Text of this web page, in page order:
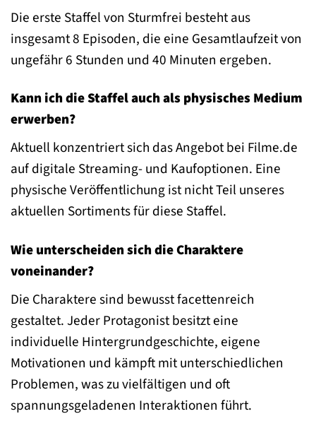
Die erste Staffel von Sturmfrei besteht aus
insgesamt 8 Episoden, die eine Gesamtlaufzeit von
ungefähr 6 Stunden und 40 Minuten ergeben.
Kann ich die Staffel auch als physisches Medium
erwerben?
Aktuell konzentriert sich das Angebot bei Filme.de
auf digitale Streaming- und Kaufoptionen. Eine
physische Veröffentlichung ist nicht Teil unseres
aktuellen Sortiments für diese Staffel.
Wie unterscheiden sich die Charaktere
voneinander?
Die Charaktere sind bewusst facettenreich
gestaltet. Jeder Protagonist besitzt eine
individuelle Hintergrundgeschichte, eigene
Motivationen und kämpft mit unterschiedlichen
Problemen, was zu vielfältigen und oft
spannungsgeladenen Interaktionen führt.